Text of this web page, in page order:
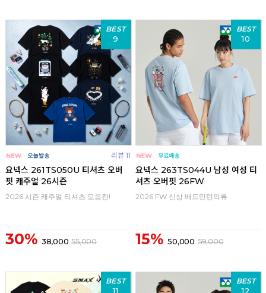
BEST
9
리뷰 11
요넥스 261TS050U 티셔츠 오버
핏 캐주얼 26시즌
2026 시즌 캐주얼 티셔츠 모음전!
30% 38,000 55,000
BEST
10
요넥스 263TS044U 남성 여성 티
셔츠 오버핏 26FW
2026 FW 신상 배드민턴의류
15% 50,000 59,000
BEST
11
BEST
12